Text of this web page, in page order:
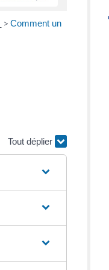
> Comment un
Tout déplier